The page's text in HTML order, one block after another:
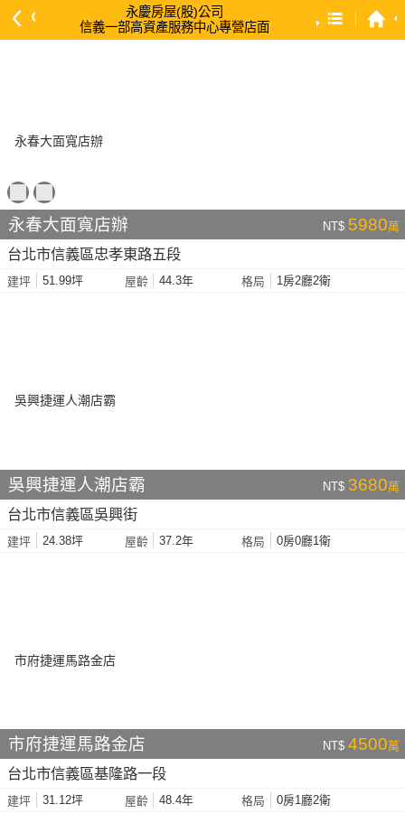
永慶房屋(股)公司
信義一部高資產服務中心專營店面
依建物坪數 大 → 小
依土地坪數 大 → 小
永春大面寬店辦 NT$ 5980萬
台北市信義區忠孝東路五段
建坪 51.99坪 屋齡 44.3年 格局 1房2廳2衛
吳興捷運人潮店霸 NT$ 3680萬
台北市信義區吳興街
建坪 24.38坪 屋齡 37.2年 格局 0房0廳1衛
市府捷運馬路金店 NT$ 4500萬
台北市信義區基隆路一段
建坪 31.12坪 屋齡 48.4年 格局 0房1廳2衛